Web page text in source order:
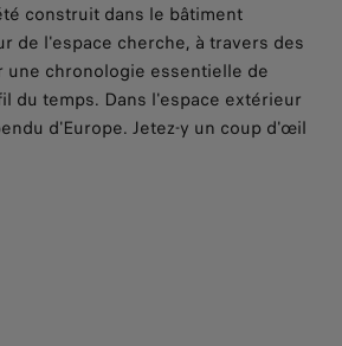
construit dans le bâtiment
de l'espace cherche, à travers des
une chronologie essentielle de
du temps. Dans l'espace extérieur
d'Europe. Jetez-y un coup d'œil